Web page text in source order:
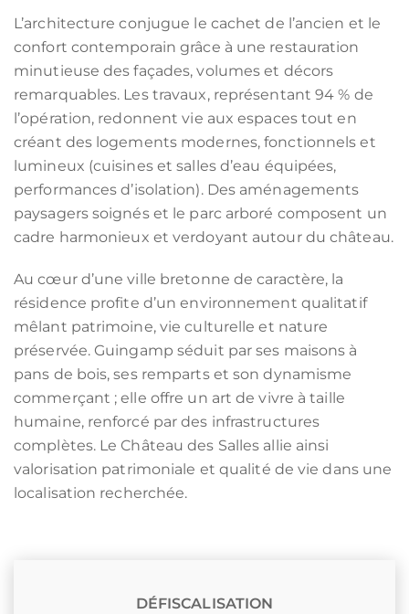
L’architecture conjugue le cachet de l’ancien et le
confort contemporain grâce à une restauration
minutieuse des façades, volumes et décors
remarquables. Les travaux, représentant 94 % de
l’opération, redonnent vie aux espaces tout en
créant des logements modernes, fonctionnels et
lumineux (cuisines et salles d’eau équipées,
performances d’isolation). Des aménagements
paysagers soignés et le parc arboré composent un
cadre harmonieux et verdoyant autour du château.
Au cœur d’une ville bretonne de caractère, la
résidence profite d’un environnement qualitatif
mêlant patrimoine, vie culturelle et nature
préservée. Guingamp séduit par ses maisons à
pans de bois, ses remparts et son dynamisme
commerçant ; elle offre un art de vivre à taille
humaine, renforcé par des infrastructures
complètes. Le Château des Salles allie ainsi
valorisation patrimoniale et qualité de vie dans une
localisation recherchée.
DÉFISCALISATION